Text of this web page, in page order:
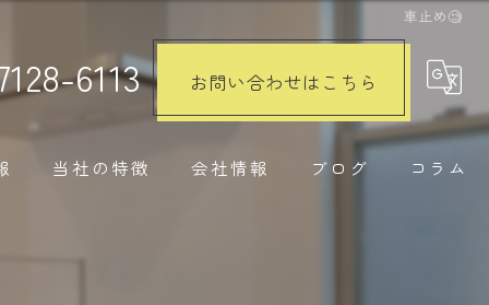
車止め🧐
6113 お問い合わせはこちら
当社の特徴 会社情報 ブログ コラム